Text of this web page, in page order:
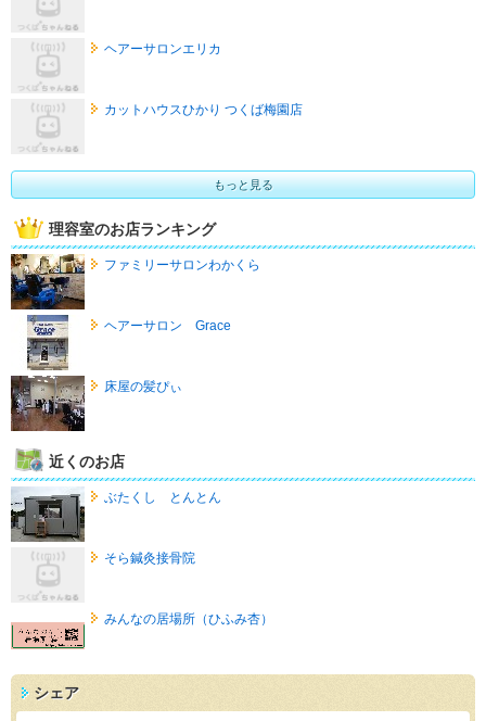
ヘアーサロンエリカ
カットハウスひかり つくば梅園店
もっと見る
理容室のお店ランキング
ファミリーサロンわかくら
ヘアーサロン Grace
床屋の髪ぴぃ
近くのお店
ぶたくし とんとん
そら鍼灸接骨院
みんなの居場所（ひふみ杏）
シェア